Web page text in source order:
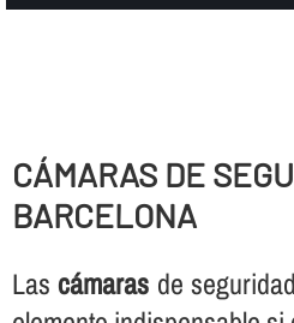
CÁMARAS DE
BARCELONA
Lascámaras de